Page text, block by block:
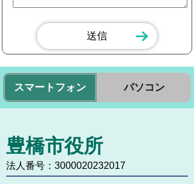
スマートフォン パソコン
豊橋市役所
法人番号：3000020232017